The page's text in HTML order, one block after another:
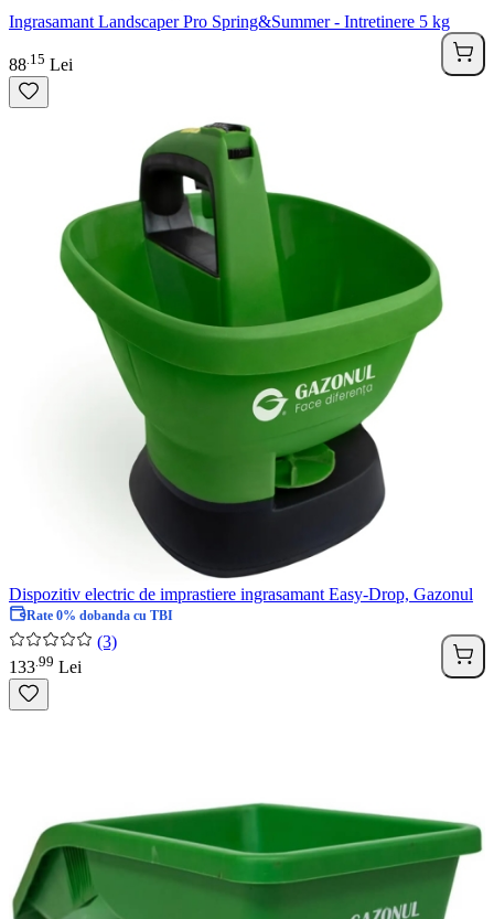
Ingrasamant Landscaper Pro Spring&Summer - Intretinere 5 kg
88 15 Lei
Dispozitiv electric de imprastiere ingrasamant Easy-Drop, Gazonul
Rate 0% dobanda cu TBI
(3)
133 99 Lei